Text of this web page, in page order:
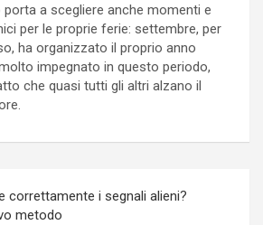
a scegliere anche momenti e
per le proprie ferie: settembre, per
ha organizzato il proprio anno
impegnato in questo periodo,
che quasi tutti gli altri alzano il
correttamente i segnali alieni?
metodo